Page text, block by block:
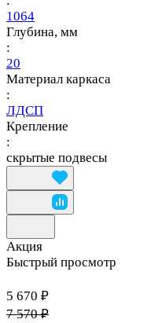
1064
Глубина, мм
:
20
Материал каркаса
:
ЛДСП
Крепление
:
скрытые подвесы
Акция
Быстрый просмотр
5 670 ₽
7 570 ₽